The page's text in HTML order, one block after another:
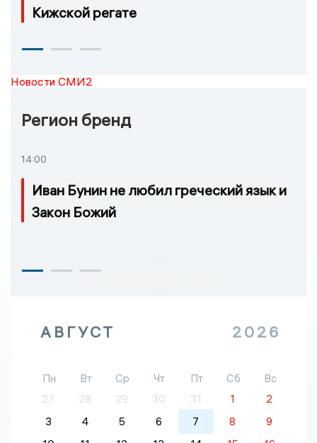
Кижской регате
Новости СМИ2
Регион бренд
14:00
Иван Бунин не любил греческий язык и
Закон Божий
АВГУСТ 2026
Пн Вт Ср Чт Пт Сб
Вс
27
28 29 30 31 1
2
3
4 5 6 7 8
9